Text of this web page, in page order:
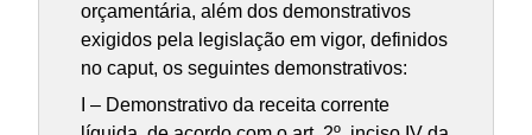
orçamentária, além dos demonstrativos
exigidos pela legislação em vigor, definidos
no caput, os seguintes demonstrativos:
I – Demonstrativo da receita corrente